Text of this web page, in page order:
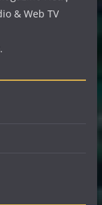
& Web TV